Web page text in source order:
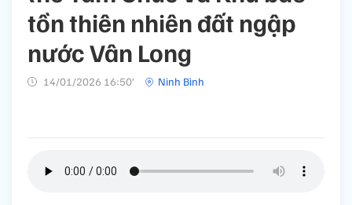
tồn thiên nhiên đất ngập
nước Vân Long
14/01/2026 16:50’ Ninh Bình